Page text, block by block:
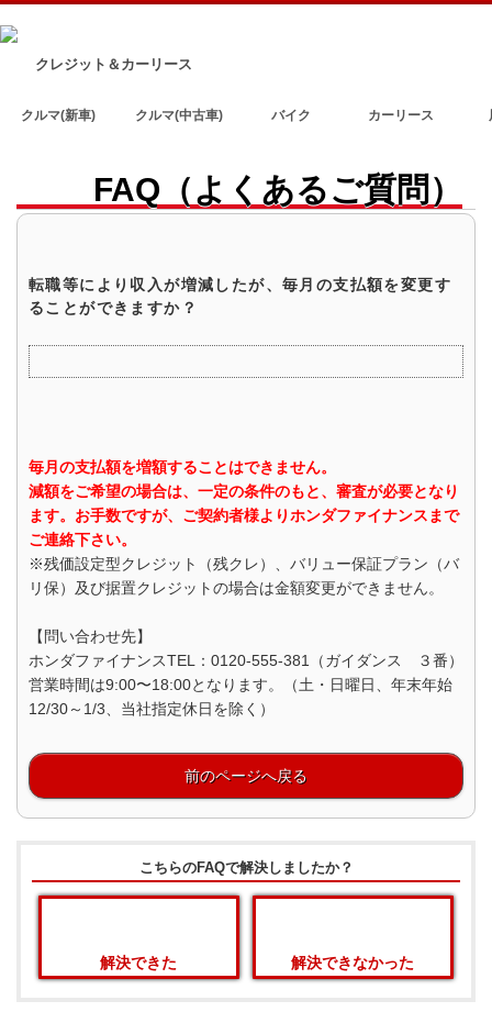
クレジット＆カーリース
クルマ(新車) クルマ(中古車) バイク カーリース
FAQ（よくあるご質問）
転職等により収入が増減したが、毎月の支払額を変更す
ることができますか？
毎月の支払額を増額することはできません。
減額をご希望の場合は、一定の条件のもと、審査が必要となり
ます。お手数ですが、ご契約者様よりホンダファイナンスまで
ご連絡下さい。
※残価設定型クレジット（残クレ）、バリュー保証プラン（バ
リ保）及び据置クレジットの場合は金額変更ができません。
【問い合わせ先】
ホンダファイナンスTEL：0120-555-381（ガイダンス ３番）
営業時間は9:00〜18:00となります。（土・日曜日、年末年始
12/30～1/3、当社指定休日を除く）
前のページへ戻る
こちらのFAQで解決しましたか？
解決できた 解決できなかった